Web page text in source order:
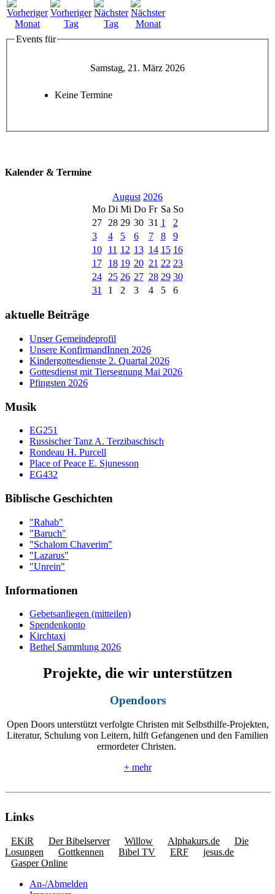
Events für
Samstag, 21. März 2026
Keine Termine
Kalender & Termine
August 2026
Mo Di Mi Do Fr Sa So
27
28 29 30 31 1
2
3
4 5 6 7 8
9
10
11 12 13 14 15 16
17
18 19 20 21 22 23
24
25 26 27 28 29 30
31
1 2 3 4 5 6
aktuelle Beiträge
Unser Gemeindeprofil
Unsere KonfirmandInnen 2026
Kindergottesdienste 2. Quartal 2026
Gottesdienst mit Tiersegnung Mai 2026
Pfingsten 2026
Musik
EG251
Russischer Tanz A. Terzibaschisch
Rondeau H. Purcell
Place of Peace E. Sjunesson
EG432
Biblische Geschichten
"Rahab"
"Baruch"
"Schalom Chaverim"
"Lazarus"
"Unrein"
Informationen
Gebetsanliegen (mitteilen)
Spendenkonto
Kirchtaxi
Bethel Sammlung 2026
Projekte, die wir unterstützen
Opendoors
Open Doors unterstützt verfolgte Christen mit Selbsthilfe-Projekten,
Literatur, Schulung von Leitern, hilft Gefangenen und den Familien
ermordeter Christen.
+ mehr
Links
EKiR Der Bibelserver Willow Alphakurs.de
Die
Losungen
Gottkennen Bibel TV ERF
jesus.de
Gasper Online
An-/Abmelden